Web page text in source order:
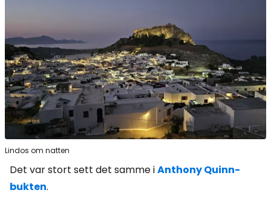
Lindos om natten
Det var stort sett det samme iAnthony Quinn-
bukten.